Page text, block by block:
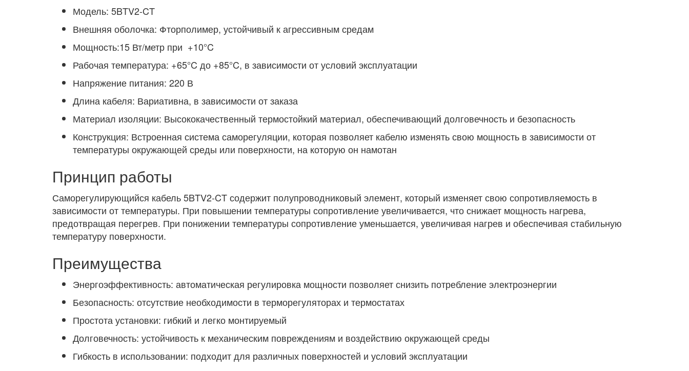
Модель: 5BTV2-CT
Внешняя оболочка: Фторполимер, устойчивый к агрессивным средам
Мощность:15 Вт/метр при +10°C
Рабочая температура: +65°C до +85°C, в зависимости от условий эксплуатации
Напряжение питания: 220 В
Длина кабеля: Вариативна, в зависимости от заказа
Материал изоляции: Высококачественный термостойкий материал, обеспечивающий долговечность и безопасность
Конструкция: Встроенная система саморегуляции, которая позволяет кабелю изменять свою мощность в зависимости от
температуры окружающей среды или поверхности, на которую он намотан
Принцип работы
Саморегулирующийся кабель 5BTV2-CT содержит полупроводниковый элемент, который изменяет свою сопротивляемость в
зависимости от температуры. При повышении температуры сопротивление увеличивается, что снижает мощность нагрева,
предотвращая перегрев. При понижении температуры сопротивление уменьшается, увеличивая нагрев и обеспечивая стабильную
температуру поверхности.
Преимущества
Энергоэффективность: автоматическая регулировка мощности позволяет снизить потребление электроэнергии
Безопасность: отсутствие необходимости в терморегуляторах и термостатах
Простота установки: гибкий и легко монтируемый
Долговечность: устойчивость к механическим повреждениям и воздействию окружающей среды
Гибкость в использовании: подходит для различных поверхностей и условий эксплуатации